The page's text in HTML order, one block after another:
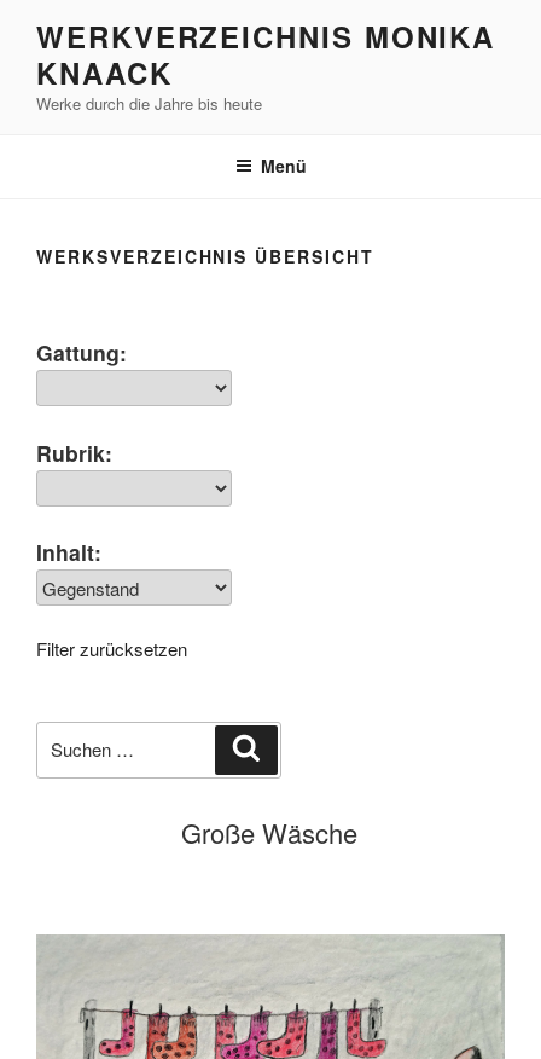
Inhalt
springen
WERKVERZEICHNIS MONIKA
KNAACK
Werke durch die Jahre bis heute
Menü
WERKSVERZEICHNIS ÜBERSICHT
Gattung:
Rubrik:
Inhalt:
Filter zurücksetzen
nach:
Große Wäsche